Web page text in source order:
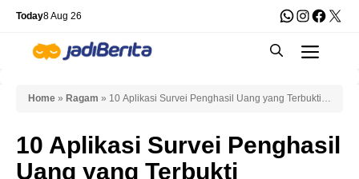
Skip
content
Today8 Aug 26 WhatsApp
X
Home » Ragam » 10 Aplikasi Survei Penghasil Uang yang Terbukti
10 Aplikasi Survei Penghasil
Uang yang Terbukti